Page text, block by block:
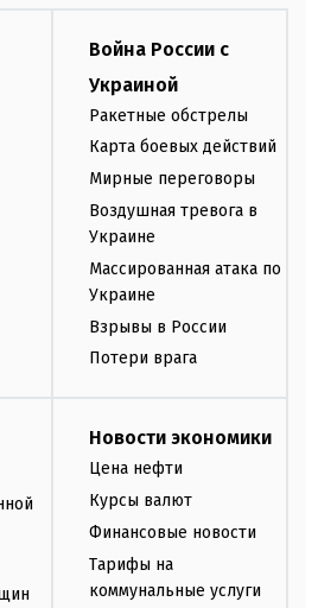
Война России с
Украиной
Ракетные обстрелы
Карта боевых действий
Мирные переговоры
Воздушная тревога в
Украине
Массированная атака по
Украине
Взрывы в России
Потери врага
Новости экономики
Цена нефти
Курсы валют
Финансовые новости
Тарифы на
коммунальные услуги